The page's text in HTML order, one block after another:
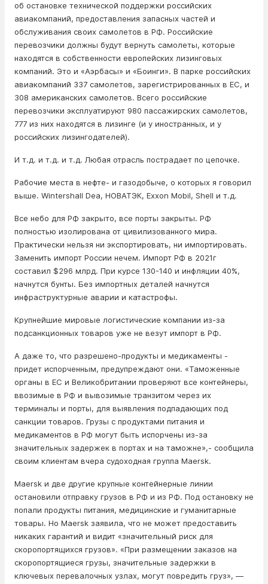
об остановке технической поддержки российских
авиакомпаний, предоставления запасных частей и
обслуживания своих самолетов в РФ. Российские
перевозчики должны будут вернуть самолеты, которые
находятся в собственности европейских лизинговых
компаний. Это и «Аэрбасы» и «Боинги». В парке российских
авиакомпаний 337 самолетов, зарегистрированных в ЕС, и
308 американских самолетов. Всего российские
перевозчики эксплуатируют 980 пассажирских самолетов,
777 из них находятся в лизинге (и у иностранных, и у
российских лизингодателей).
И т.д. и т.д. и т.д. Любая отрасль пострадает по цепочке.
Рабочие места в нефте- и газодобыче, о которых я говорил
выше. Wintershall Dea, НОВАТЭК, Exxon Mobil, Shell и т.д.
Все небо для РФ закрыто, все порты закрыты. РФ
полностью изолирована от цивилизованного мира.
Практически нельзя ни экспортировать, ни импортировать.
Заменить импорт России нечем. Импорт РФ в 2021г
составил $296 млрд. При курсе 130-140 и инфляции 40%,
начнутся бунты. Без импортных деталей начнутся
инфраструктурные аварии и катастрофы.
Крупнейшие мировые логистические компании из-за
подсанкционных товаров уже не везут импорт в РФ.
А даже то, что разрешено-продукты и медикаменты -
придет испорченным, предупреждают они. «Таможенные
органы в ЕС и Великобритании проверяют все контейнеры,
ввозимые в РФ и вывозимые транзитом через их
терминалы и порты, для выявления подпадающих под
санкции товаров. Грузы с продуктами питания и
медикаментов в РФ могут быть испорчены из-за
значительных задержек в портах и на таможне»,- сообщила
своим клиентам вчера судоходная группа Maersk.
Maersk и две другие крупные контейнерные линии
остановили отправку грузов в РФ и из РФ. Под остановку не
попали продукты питания, медицинские и гуманитарные
товары. Но Maersk заявила, что не может предоставить
никаких гарантий и видит «значительный риск для
скоропортящихся грузов». «При размещении заказов на
скоропортящиеся грузы, значительные задержки в
ключевых перевалочных узлах, могут повредить груз», —